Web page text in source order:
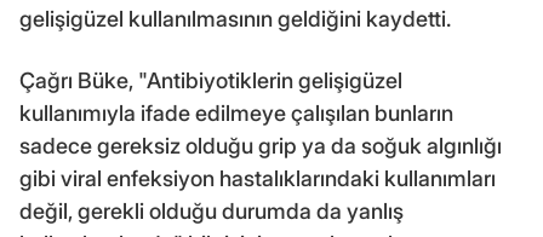
gelişigüzel kullanılmasının geldiğini kaydetti.
Çağrı Büke, "Antibiyotiklerin gelişigüzel
kullanımıyla ifade edilmeye çalışılan bunların
sadece gereksiz olduğu grip ya da soğuk algınlığı
gibi viral enfeksiyon hastalıklarındaki kullanımları
değil, gerekli olduğu durumda da yanlış